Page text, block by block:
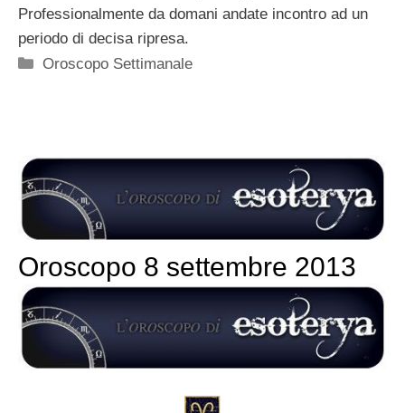
Professionalmente da domani andate incontro ad un
periodo di decisa ripresa.
Categorie
Oroscopo Settimanale
Oroscopo 8 settembre 2013